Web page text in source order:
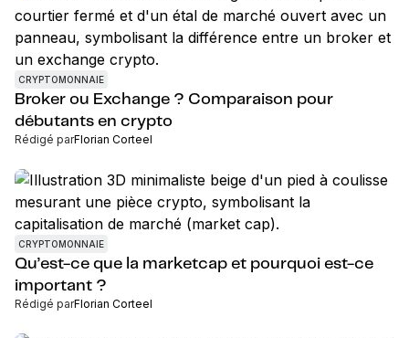
CRYPTOMONNAIE
Broker ou Exchange ? Comparaison pour
débutants en crypto
Rédigé parFlorian Corteel
CRYPTOMONNAIE
Qu’est-ce que la marketcap et pourquoi est-ce
important ?
Rédigé parFlorian Corteel